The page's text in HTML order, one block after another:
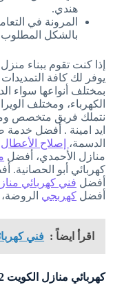
هندي.
المرونة في
بالشكل
إذا كنت تقوم ببناء
يوفر لك كافة
بمختلف أنواعها سواء
الكهرباء، ومختلف
نتملك فريق متخصص
ايد امينة . أفضل خدمة
الدسمة، إصلاح الأعطال
منازل الأحمدي، أفضل
كهربائي أبو الحصانية.
أفضل فني كهربائي
أفضل كهربجي
اقرأ ايضاً : فني
كهربائي منازل الكويت 66559972